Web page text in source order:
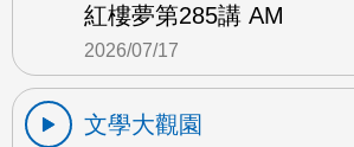
紅樓夢第285講 AM
2026/07/17
文學大觀園